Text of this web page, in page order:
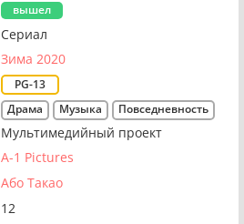
вышел
Сериал
Зима 2020
PG-13
Драма Музыка Повседневность
Мультимедийный проект
A-1 Pictures
Або Такао
12